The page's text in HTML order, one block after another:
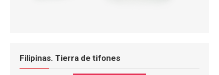
Filipinas. Tierra de tifones